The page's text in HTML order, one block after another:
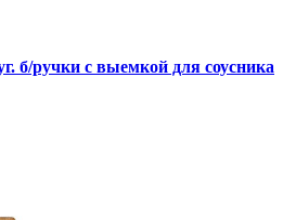
б/ручки с выемкой для соусника